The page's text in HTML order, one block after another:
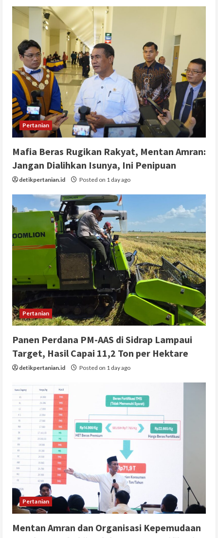
Pertanian
Mafia Beras Rugikan Rakyat, Mentan Amran:
Jangan Dialihkan Isunya, Ini Penipuan
detikpertanian.id Posted on 1 day ago
Pertanian
Panen Perdana PM-AAS di Sidrap Lampaui
Target, Hasil Capai 11,2 Ton per Hektare
detikpertanian.id Posted on 1 day ago
Pertanian
Mentan Amran dan Organisasi Kepemudaan